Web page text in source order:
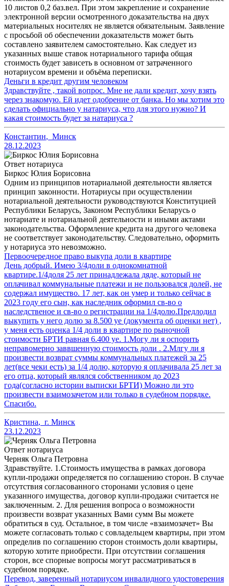
10 листов 0,2 баз.вел. При этом закрепление и сохранение
электронной версии осмотренного доказательства на двух
материальных носителях не является обязательным. Заявление
с просьбой об обеспечении доказательств может быть
составлено заявителем самостоятельно. Как следует из
указанных выше ставок нотариального тарифа общая
стоимость будет зависеть в основном от затраченного
нотариусом времени и объёма переписки.
Деньги в кредит другим человеком
Здравствуйте , такой вопрос. Мне не дали кредит, хочу взять
через знакомую. Ей идет одобрение от банка. Но мы хотим это
сделать официально у натариуса, что для этого нужно? И
какая стоимость будет за натариуса ?
Константин, Минск
28.12.2023
Ответ нотариуса
Биркос Юлия Борисовна
Одним из принципов нотариальной деятельности является
принцип законности. Нотариусы при осуществлении
нотариальной деятельности руководствуются Конституцией
Республики Беларусь, Законом Республики Беларусь о
нотариате и нотариальной деятельности и иными актами
законодательства. Оформление кредита на другого человека
не соответствует законодательству. Следовательно, оформить
у нотариуса это невозможно.
Первоочередное право выкупа доли в квартире
День добрый. Имею 3/4доли в однокомнатной
квартире.1/4доля 25 лет принадлежала дяде, который не
оплачивал коммунальные платежи и не пользовался долей, не
содержал имущество. 17 лет, как он умер и только сейчас в
2023 году его сын, как наследник оформил св-во о
наследственое и св-во о регистрации на 1/4долю.Предлодил
выкупить у него долю за 8.500 уе (документа об оценки нет) ,
у меня есть оценка 1/4 доли в квартире по рыночной
стоимости БРТИ равная 6.400 уе. 1.Могу ли я оспорить
неправомерно заввшенную стоимость доли . 2.Млгу ли я
произвести возврат суммы коммунальных платежей за 25
лет(все чеки есть) за 1/4 долю, которую я оплачивала 25 лет за
его отца, который являлся собственником до 2023
года(согласно истории выписки БРТИ) Можно ли это
произвести взаимозачетом или только в судебном порядке.
Спасибо.
Кристина, г. Минск
23.12.2023
Ответ нотариуса
Черняк Ольга Петровна
Здравствуйте. 1.Стоимость имущества в рамках договора
купли-продажи определяется по соглашению сторон. В случае
отсутствия согласованного сторонами условия о цене
указанного имущества, договор купли-продажи считается не
заключенным. 2. Для решения вопроса о возможности
произвести возврат указанных Вами сумм Вы можете
обратиться в суд. Остальное, в том числе «взаимозачет» Вы
можете согласовать только с совладельцем квартиры, при этом
определив по соглашению сторон стоимость доли квартиры,
которую хотите приобрести. При отсутствии соглашения
сторон, все спорные вопросы могут рассматриваться в
судебном порядке.
Перевод, заверенный нотариусом инвалидного удостоверения